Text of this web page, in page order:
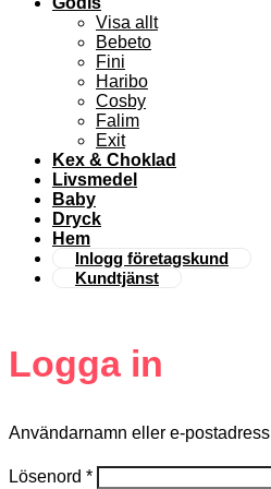
Visa allt
Bebeto
Fini
Haribo
Cosby
Falim
Exit
Kex & Choklad
Livsmedel
Baby
Dryck
Hem
Inlogg företagskund
Kundtjänst
Logga in
Användarnamn eller e-postadress
Lösenord *